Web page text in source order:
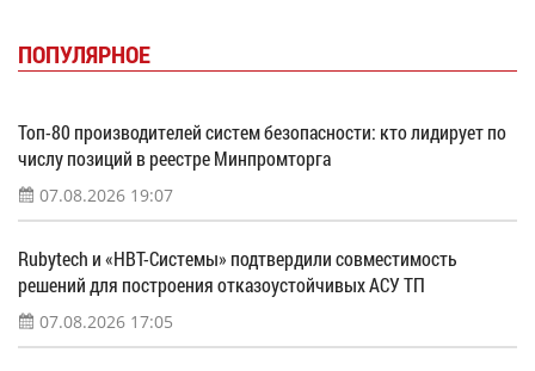
ПОПУЛЯРНОЕ
Топ-80 производителей систем безопасности: кто лидирует по
числу позиций в реестре Минпромторга
07.08.2026 19:07
Rubytech и «НВТ-Системы» подтвердили совместимость
решений для построения отказоустойчивых АСУ ТП
07.08.2026 17:05